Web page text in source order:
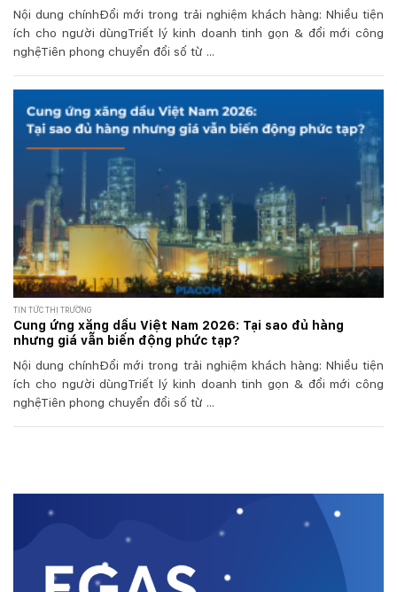
Nội dung chínhĐổi mới trong trải nghiệm khách hàng: Nhiều tiện
ích cho người dùngTriết lý kinh doanh tinh gọn & đổi mới công
nghệTiên phong chuyển đổi số từ ...
TIN TỨC THỊ TRƯỜNG
Cung ứng xăng dầu Việt Nam 2026: Tại sao đủ hàng
nhưng giá vẫn biến động phức tạp?
Nội dung chínhĐổi mới trong trải nghiệm khách hàng: Nhiều tiện
ích cho người dùngTriết lý kinh doanh tinh gọn & đổi mới công
nghệTiên phong chuyển đổi số từ ...